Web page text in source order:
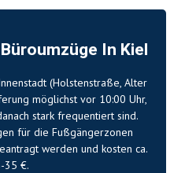
In Kiel
(Holstenstraße, Alter
möglichst vor 10:00 Uhr,
stark frequentiert sind.
für die Fußgängerzonen
werden und kosten ca.
35 €.